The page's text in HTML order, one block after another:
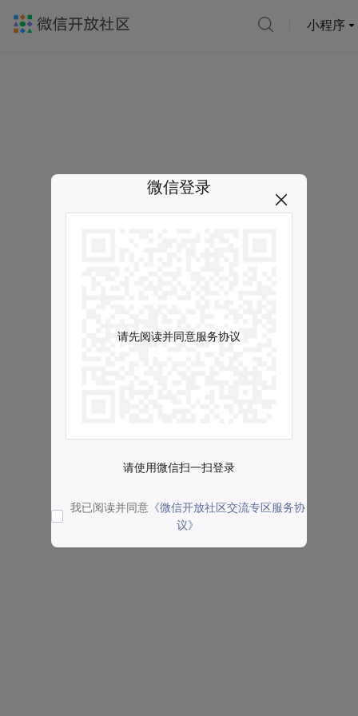
小程序
微信登录
请先阅读并同意服务协议
请使用微信扫一扫登录
我已阅读并同意 《微信开放社区交流专区服务协
议》